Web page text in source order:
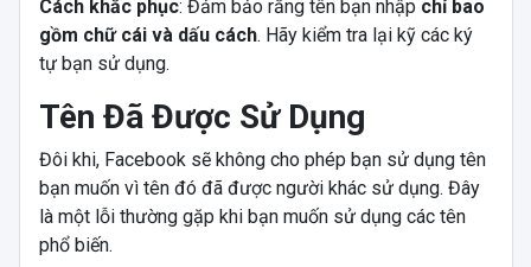
Cách khắc phục: Đảm bảo rằng tên bạn nhập chỉ bao
gồm chữ cái và dấu cách. Hãy kiểm tra lại kỹ các ký
tự bạn sử dụng.
Tên Đã Được Sử Dụng
Đôi khi, Facebook sẽ không cho phép bạn sử dụng tên
bạn muốn vì tên đó đã được người khác sử dụng. Đây
là một lỗi thường gặp khi bạn muốn sử dụng các tên
phổ biến.